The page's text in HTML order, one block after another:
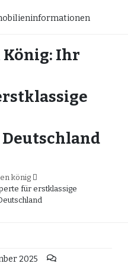
Ihr
könig
für erstklassige
2025